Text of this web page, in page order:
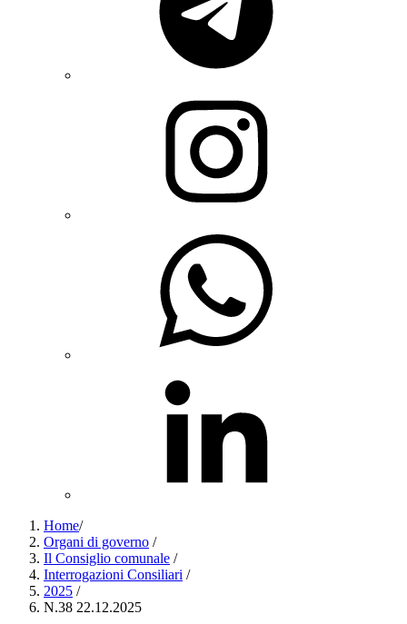
Home/
Organi di governo /
Il Consiglio comunale /
Interrogazioni Consiliari /
2025 /
N.38 22.12.2025